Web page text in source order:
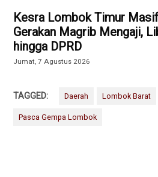
Kesra Lombok Timur
Gerakan Magrib Mengaji,
hingga DPRD
Jumat, 7 Agustus 2026
TAGGED: Daerah Lombok Barat
Pasca Gempa Lombok